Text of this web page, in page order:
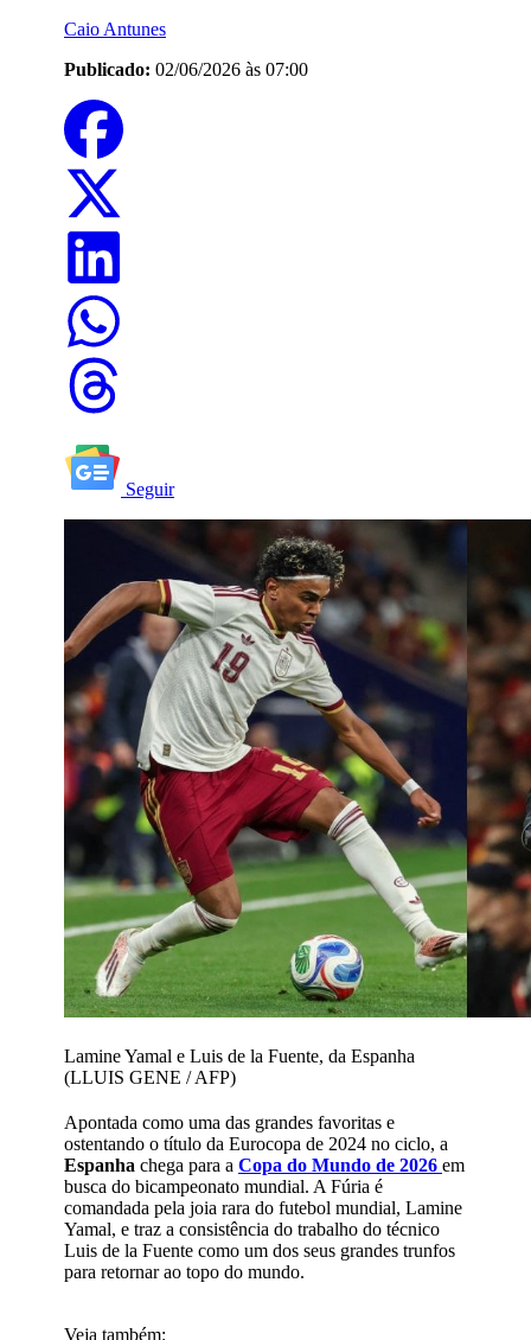
Caio Antunes
Publicado: 02/06/2026 às 07:00
Seguir
Lamine Yamal e Luis de la Fuente, da Espanha
(LLUIS GENE / AFP)
Apontada como uma das grandes favoritas e
ostentando o título da Eurocopa de 2024 no ciclo, a
Espanha chega para a Copa do Mundo de 2026 em
busca do bicampeonato mundial. A Fúria é
comandada pela joia rara do futebol mundial, Lamine
Yamal, e traz a consistência do trabalho do técnico
Luis de la Fuente como um dos seus grandes trunfos
para retornar ao topo do mundo.
Veja também: